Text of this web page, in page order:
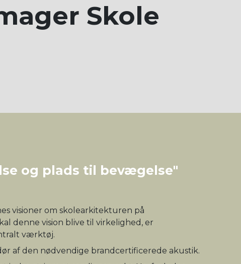
Skole
og plads til bevægelse"
visioner om skolearkitekturen på
denne vision blive til virkelighed, er
værktøj.
af den nødvendige brandcertificerede akustik.